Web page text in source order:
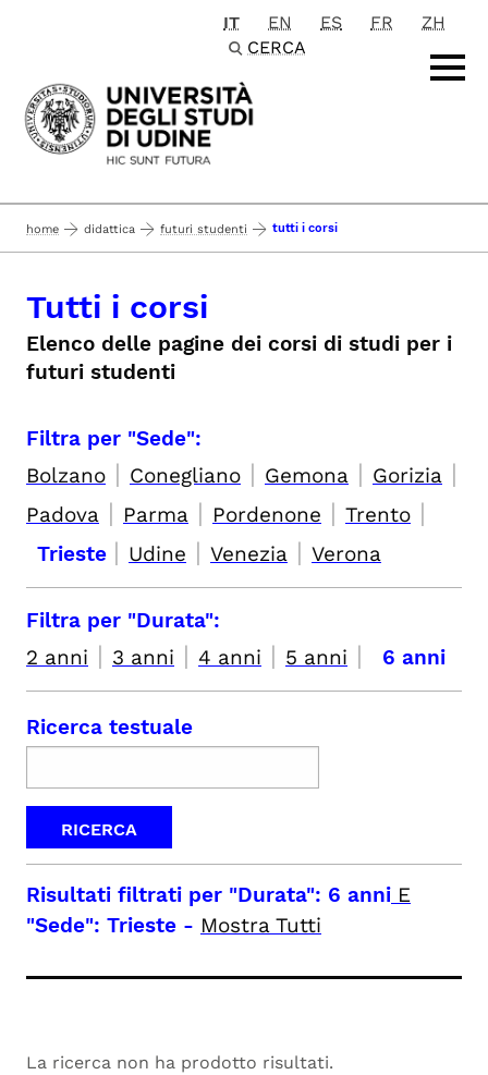
Passa al contenuto principale
IT EN ES FR
ZH
CERCA
home didattica futuri studenti tutti i corsi
Tutti i corsi
Elenco delle pagine dei corsi di studi per i
futuri studenti
Filtra per "Sede":
Bolzano | Conegliano | Gemona | Gorizia |
Padova | Parma | Pordenone | Trento |
Trieste | Udine | Venezia | Verona
Filtra per "Durata":
2 anni | 3 anni | 4 anni | 5 anni | 6 anni
Ricerca testuale
Risultati filtrati per "Durata": 6 anni E
"Sede": Trieste - Mostra Tutti
La ricerca non ha prodotto risultati.